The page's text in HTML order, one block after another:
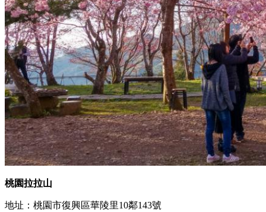
桃園拉拉山
地址：桃園市復興區華陵里10鄰143號